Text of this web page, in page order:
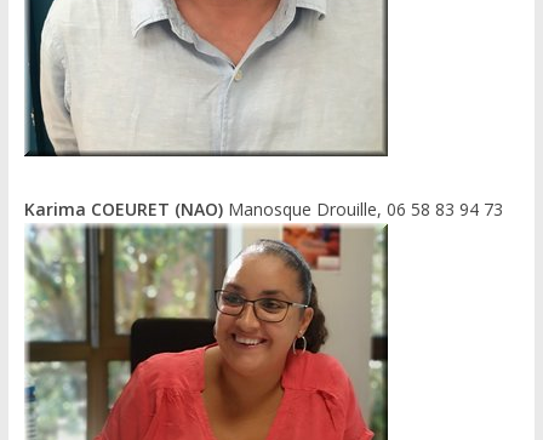
Karima COEURET (NAO)Manosque Drouille, 06 58 83 94 73